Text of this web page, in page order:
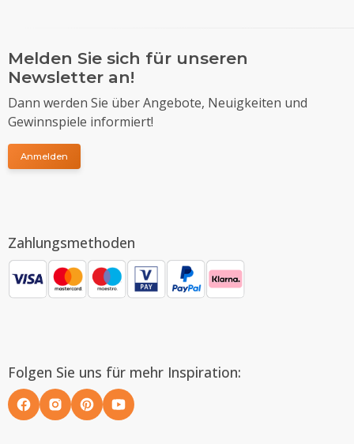
Melden Sie sich für unseren
Newsletter an!
Dann werden Sie über Angebote, Neuigkeiten und
Gewinnspiele informiert!
Anmelden
Zahlungsmethoden
Folgen Sie uns für mehr Inspiration: